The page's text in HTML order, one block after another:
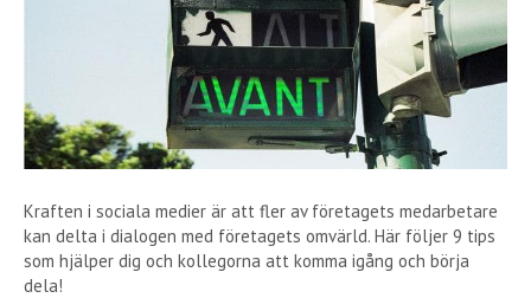
Kraften i sociala medier är att fler av företagets medarbetare
kan delta i dialogen med företagets omvärld. Här följer 9 tips
som hjälper dig och kollegorna att komma igång och börja
dela!